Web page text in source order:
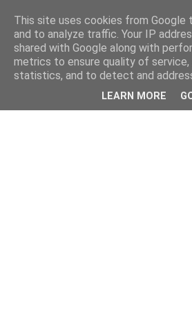
This site uses cookies from Google
and to analyze traffic. Your IP
shared with Google along with
metrics to ensure quality of service,
statistics, and to detect and
LEARN MORE